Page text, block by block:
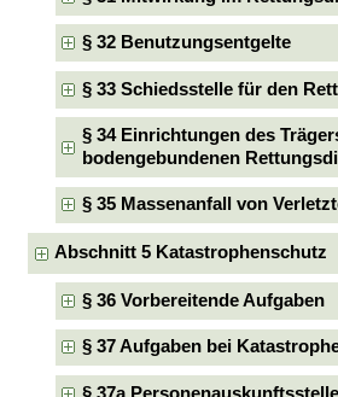
§ 32 Benutzungsentgelte
§ 33 Schiedsstelle für den
§ 34 Einrichtungen des
bodengebundenen
§ 35 Massenanfall von
Abschnitt 5 Katastrophenschutz
§ 36 Vorbereitende Aufgaben
§ 37 Aufgaben bei
§ 37a Personenauskunftsstelle